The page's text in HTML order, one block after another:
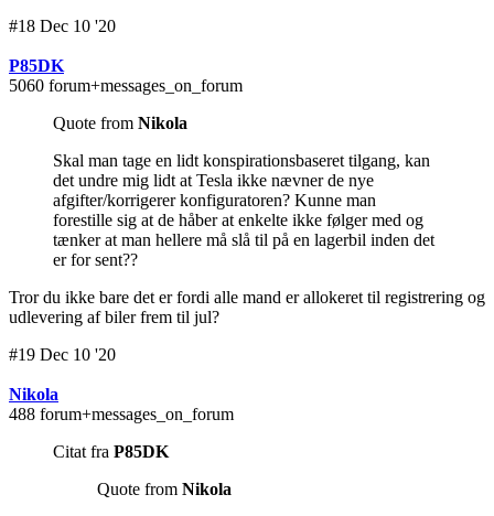
#18 Dec 10 '20
P85DK
5060 forum+messages_on_forum
Quote from Nikola
Skal man tage en lidt konspirationsbaseret tilgang, kan
det undre mig lidt at Tesla ikke nævner de nye
afgifter/korrigerer konfiguratoren? Kunne man
forestille sig at de håber at enkelte ikke følger med og
tænker at man hellere må slå til på en lagerbil inden det
er for sent??
Tror du ikke bare det er fordi alle mand er allokeret til registrering og
udlevering af biler frem til jul?
#19 Dec 10 '20
Nikola
488 forum+messages_on_forum
Citat fra P85DK
Quote from Nikola